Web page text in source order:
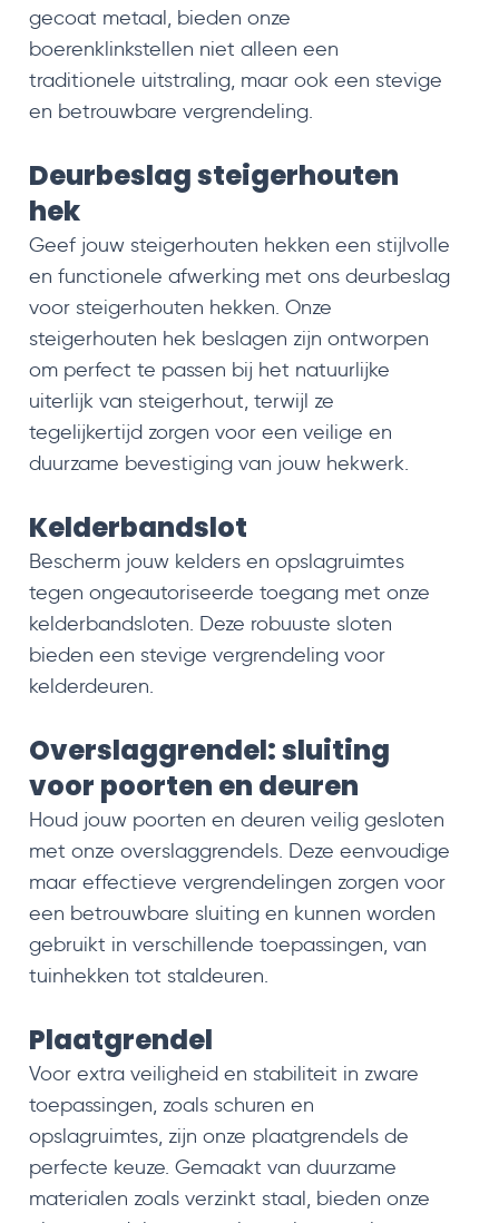
gecoat metaal, bieden onze
boerenklinkstellen niet alleen een
traditionele uitstraling, maar ook een stevige
en betrouwbare vergrendeling.
Deurbeslag steigerhouten
hek
Geef jouw steigerhouten hekken een stijlvolle
en functionele afwerking met ons deurbeslag
voor steigerhouten hekken. Onze
steigerhouten hek beslagen zijn ontworpen
om perfect te passen bij het natuurlijke
uiterlijk van steigerhout, terwijl ze
tegelijkertijd zorgen voor een veilige en
duurzame bevestiging van jouw hekwerk.
Kelderbandslot
Bescherm jouw kelders en opslagruimtes
tegen ongeautoriseerde toegang met onze
kelderbandsloten. Deze robuuste sloten
bieden een stevige vergrendeling voor
kelderdeuren.
Overslaggrendel: sluiting
voor poorten en deuren
Houd jouw poorten en deuren veilig gesloten
met onze overslaggrendels. Deze eenvoudige
maar effectieve vergrendelingen zorgen voor
een betrouwbare sluiting en kunnen worden
gebruikt in verschillende toepassingen, van
tuinhekken tot staldeuren.
Plaatgrendel
Voor extra veiligheid en stabiliteit in zware
toepassingen, zoals schuren en
opslagruimtes, zijn onze plaatgrendels de
perfecte keuze. Gemaakt van duurzame
materialen zoals verzinkt staal, bieden onze